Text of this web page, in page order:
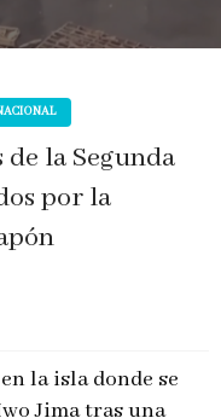
la Segunda
por la
la isla donde se
Jima tras una